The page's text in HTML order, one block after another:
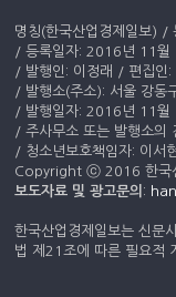
명칭(한국산업경제일보) /
/ 등록일자: 2016년 11월
/ 발행인: 이정래 / 편집인:
/ 발행소(주소): 서울 강
/ 발행일자: 2016년 11월
/ 주사무소 또는 발행소
/ 청소년보호책임자: 이서
Copyright ⓒ 2016 한국
보도자료 및 광고문의 :
한국산업경제일보는 신문
법 제21조에 따른 필요적